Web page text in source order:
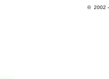
© 2002 -